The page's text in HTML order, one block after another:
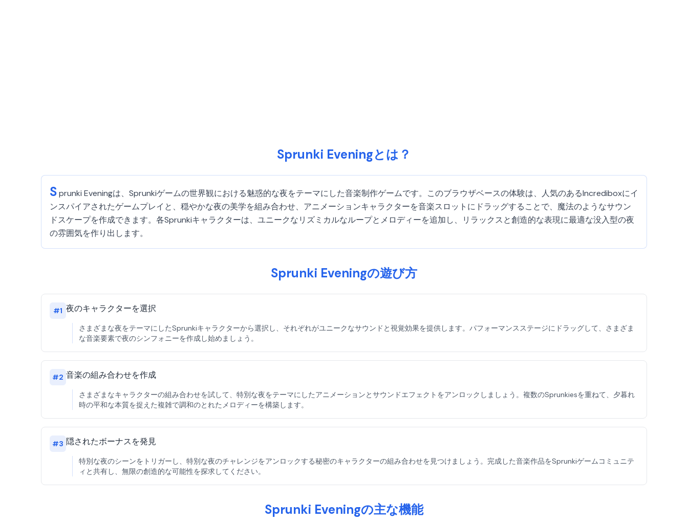
Sprunki Eveningとは？
Sprunki Eveningは、Sprunkiゲームの世界観における魅惑的な夜をテーマにした音楽制作ゲームです。このブラウザベースの体験は、人気のあるIncrediboxにイ
ンスパイアされたゲームプレイと、穏やかな夜の美学を組み合わせ、アニメーションキャラクターを音楽スロットにドラッグすることで、魔法のようなサウン
ドスケープを作成できます。各Sprunkiキャラクターは、ユニークなリズミカルなループとメロディーを追加し、リラックスと創造的な表現に最適な没入型の夜
の雰囲気を作り出します。
Sprunki Eveningの遊び方
#1 夜のキャラクターを選択
さまざまな夜をテーマにしたSprunkiキャラクターから選択し、それぞれがユニークなサウンドと視覚効果を提供します。パフォーマンスステージにドラッグして、さまざま
な音楽要素で夜のシンフォニーを作成し始めましょう。
#2 音楽の組み合わせを作成
さまざまなキャラクターの組み合わせを試して、特別な夜をテーマにしたアニメーションとサウンドエフェクトをアンロックしましょう。複数のSprunkiesを重ねて、夕暮れ
時の平和な本質を捉えた複雑で調和のとれたメロディーを構築します。
#3 隠されたボーナスを発見
特別な夜のシーンをトリガーし、特別な夜のチャレンジをアンロックする秘密のキャラクターの組み合わせを見つけましょう。完成した音楽作品をSprunkiゲームコミュニテ
ィと共有し、無限の創造的な可能性を探求してください。
Sprunki Eveningの主な機能